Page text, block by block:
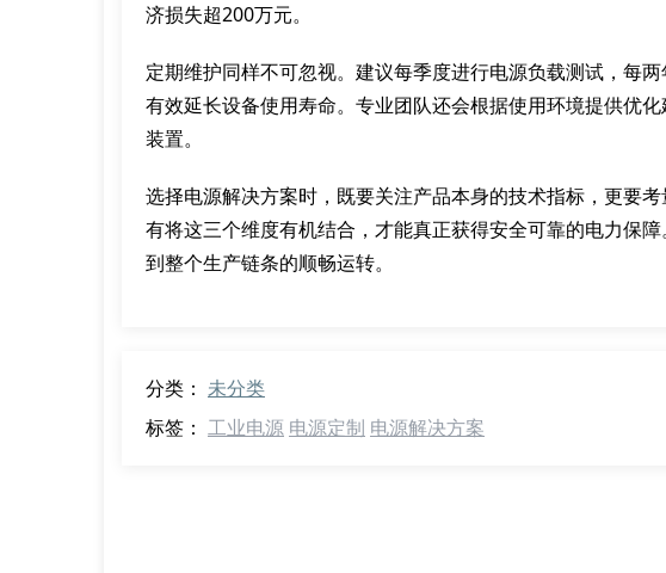
济损失超200万元。
定期维护同样不可忽视。建议每季度进行电源负载测试，每
有效延长设备使用寿命。专业团队还会根据使用环境提供优
装置。
选择电源解决方案时，既要关注产品本身的技术指标，更要
有将这三个维度有机结合，才能真正获得安全可靠的电力保
到整个生产链条的顺畅运转。
分类： 未分类
标签： 工业电源 电源定制 电源解决方案